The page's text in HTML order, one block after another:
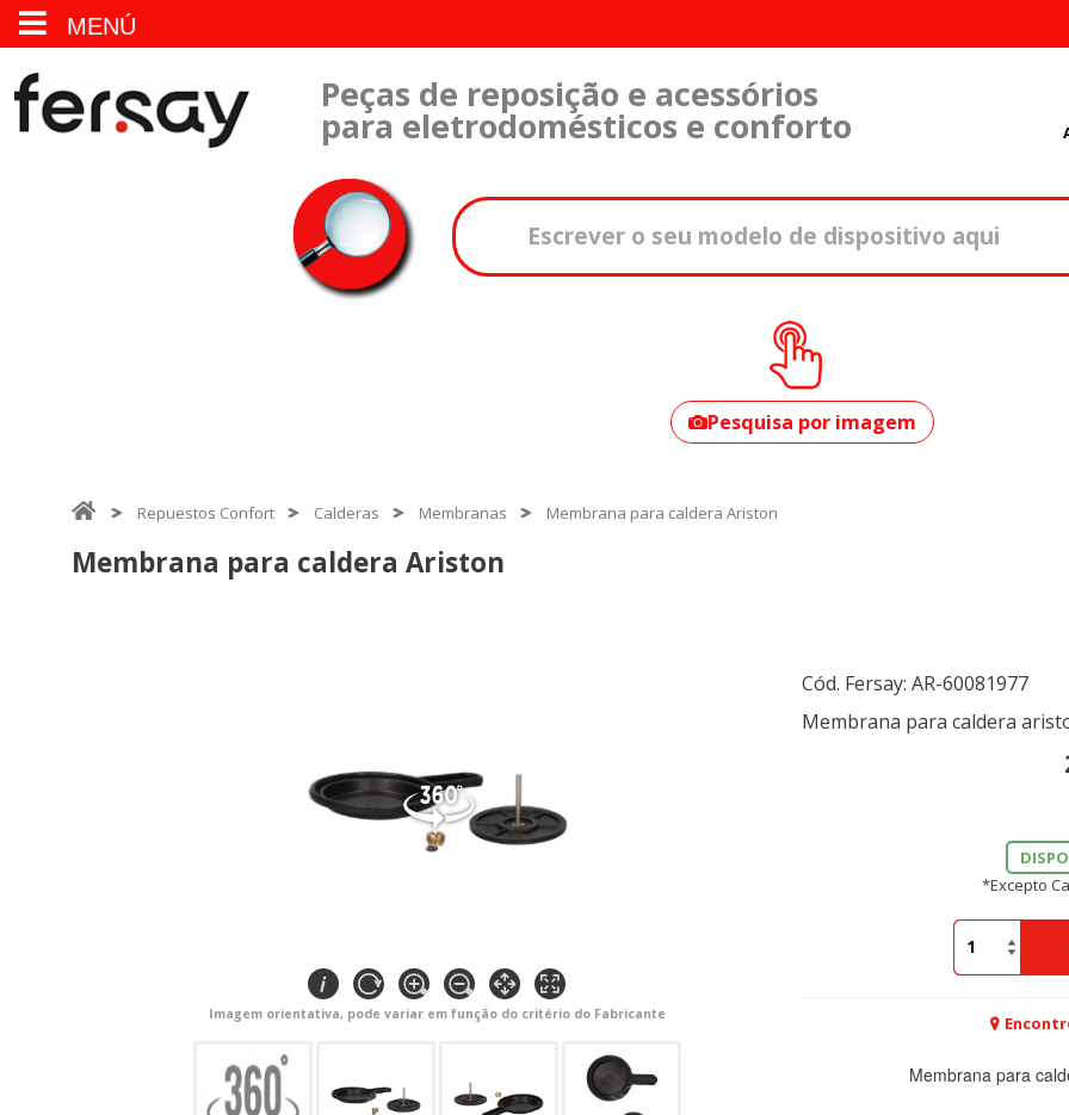
MENÚ
Peças de reposição e acessórios
para eletrodomésticos e conforto
seu modelo?
Pesquisa por imagem
Repuestos Confort Calderas Membranas Membrana para caldera Ariston
Membrana para caldera Ariston
Imagem orientativa, pode variar em função do critério do Fabricante
Cód. Fersay: AR-60081977
Membrana para caldera
*Excepto
Membrana para